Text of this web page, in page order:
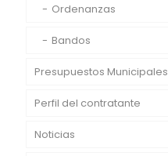
Ordenanzas
Bandos
Presupuestos Municipales
Perfil del contratante
Noticias